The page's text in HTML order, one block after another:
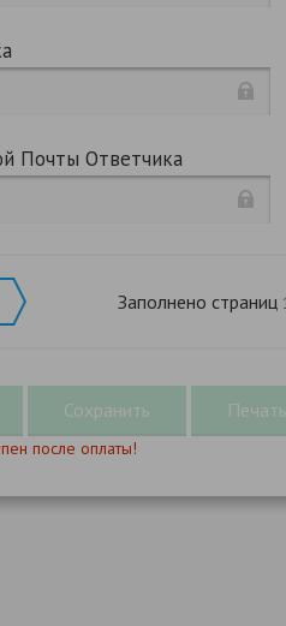
Почты Ответчика
Заполнено страниц
после оплаты!